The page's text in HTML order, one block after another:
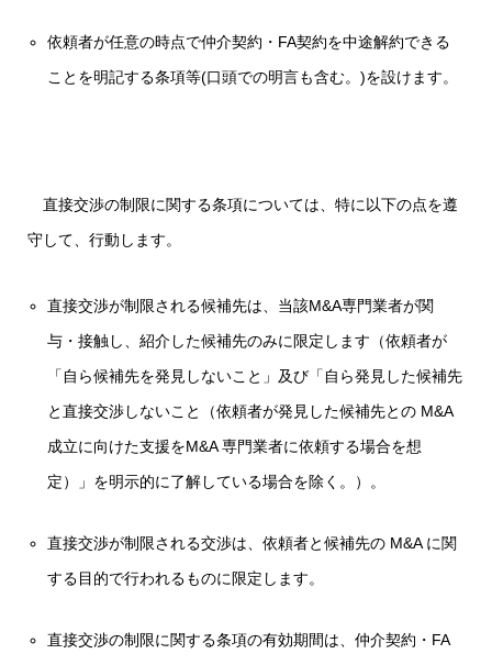
依頼者が任意の時点で仲介契約・FA契約を中途解約できる
ことを明記する条項等(口頭での明言も含む。)を設けます。
直接交渉の制限に関する条項については、特に以下の点を遵
守して、行動します。
直接交渉が制限される候補先は、当該M&A専門業者が関
与・接触し、紹介した候補先のみに限定します（依頼者が
「自ら候補先を発見しないこと」及び「自ら発見した候補先
と直接交渉しないこと（依頼者が発見した候補先との M&A
成立に向けた支援をM&A 専門業者に依頼する場合を想
定）」を明示的に了解している場合を除く。）。
直接交渉が制限される交渉は、依頼者と候補先の M&A に関
する目的で行われるものに限定します。
直接交渉の制限に関する条項の有効期間は、仲介契約・FA